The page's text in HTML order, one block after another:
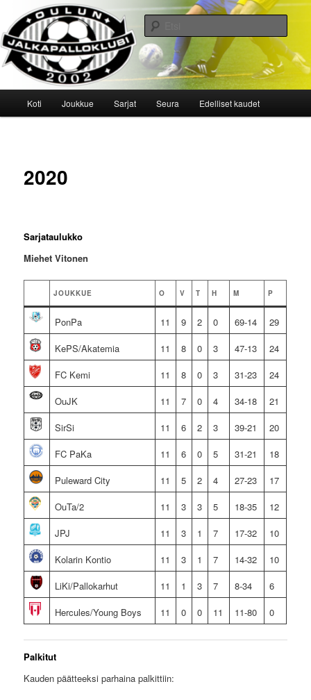
sisältöön
Oulun Jalkapalloklubi
Koti Joukkue Sarjat Seura Edelliset kaudet
2020
Sarjataulukko
Miehet Vitonen
JOUKKUE O V T H M P
PonPa 11 9 2 0 69-14
29
KePS/Akatemia
11 8 0 3 47-13
24
FC Kemi
11 8 0 3 31-23
24
OuJK
11 7 0 4 34-18
21
SirSi
11 6 2 3 39-21
20
FC PaKa
11 6 0 5 31-21
18
Puleward City
11 5 2 4 27-23
17
OuTa/2
11 3 3 5 18-35
12
JPJ
11 3 1 7 17-32
10
Kolarin Kontio
11 3 1 7 14-32
10
LiKi/Pallokarhut
11 1 3 7 8-34
6
Hercules/Young Boys
11 0 0 11 11-80 0
Palkitut
Kauden päätteeksi parhaina palkittiin: